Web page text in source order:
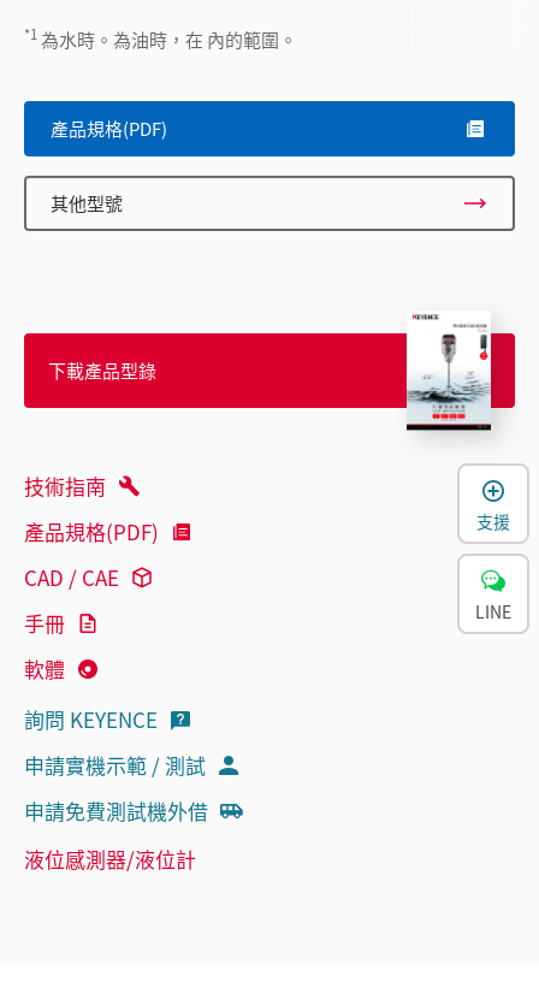
*1 為水時。為油時，在 內的範圍。
產品規格(PDF)
其他型號
下載產品型錄
技術指南
產品規格(PDF)
CAD / CAE
手冊
軟體
詢問 KEYENCE
申請實機示範 / 測試
申請免費測試機外借
液位感測器/液位計
支援
LINE